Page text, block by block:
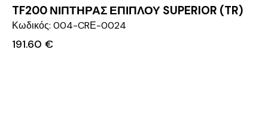
TF200 ΝΙΠΤΗΡΑΣ ΕΠΙΠΛΟΥ SUPERIOR (TR)
Κωδικός: 004-CRΕ-0024
191.60 €